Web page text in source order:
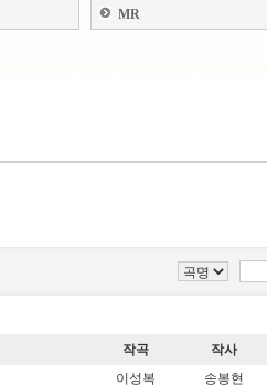
MR
작곡 작사
이성복 송봉현